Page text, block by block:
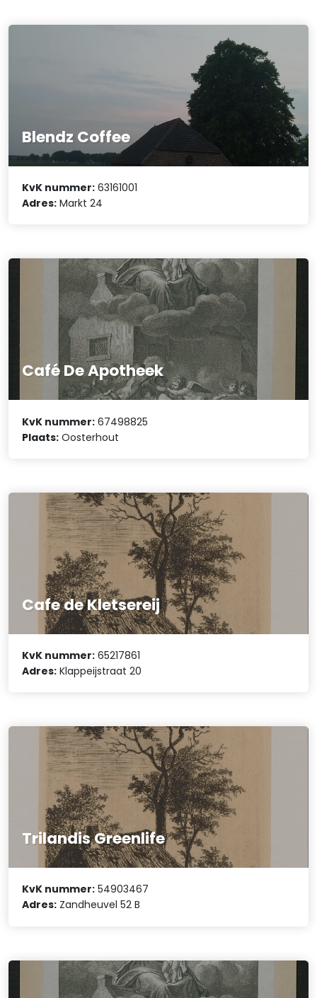
Blendz Coffee
KvK nummer: 63161001
Adres: Markt 24
Café De Apotheek
KvK nummer: 67498825
Plaats: Oosterhout
Cafe de Kletsereij
KvK nummer: 65217861
Adres: Klappeijstraat 20
Trilandis Greenlife
KvK nummer: 54903467
Adres: Zandheuvel 52 B